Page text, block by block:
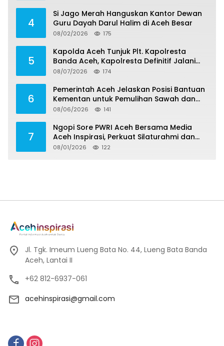
4
Si Jago Merah Hanguskan Kantor Dewan
Guru Dayah Darul Halim di Aceh Besar
08/02/2026 175
5
Kapolda Aceh Tunjuk Plt. Kapolresta
Banda Aceh, Kapolresta Definitif Jalani
Pemeriksaan di Mabes Polri
08/07/2026 174
6
Pemerintah Aceh Jelaskan Posisi Bantuan
Kementan untuk Pemulihan Sawah dan
Kebun
08/06/2026 141
7
Ngopi Sore PWRI Aceh Bersama Media
Aceh Inspirasi, Perkuat Silaturahmi dan
Wariskan Pengalaman Berharga
08/01/2026 122
Jl. Tgk. Imeum Lueng Bata No. 44, Lueng Bata Banda
Aceh, Lantai II
+62 812-6937-061
acehinspirasi@gmail.com